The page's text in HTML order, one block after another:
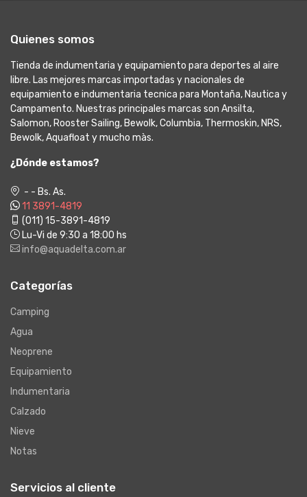
Quienes somos
Tienda de indumentaria y equipamiento para deportes al aire
libre. Las mejores marcas importadas y nacionales de
equipamiento e indumentaria tecnica para Montaña, Nautica y
Campamento. Nuestras principales marcas son Ansilta,
Salomon, Rooster Sailing, Bewolk, Columbia, Thermoskin, NRS,
Bewolk, Aquafloat y mucho màs.
¿Dónde estamos?
- - Bs. As.
11 3891-4819
(011) 15-3891-4819
Lu-Vi de 9:30 a 18:00 hs
info@aquadelta.com.ar
Categorías
Camping
Agua
Neoprene
Equipamiento
Indumentaria
Calzado
Nieve
Notas
Servicios al cliente